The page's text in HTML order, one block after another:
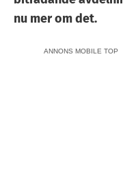
nu mer om det.
ANNONS MOBILE TOP